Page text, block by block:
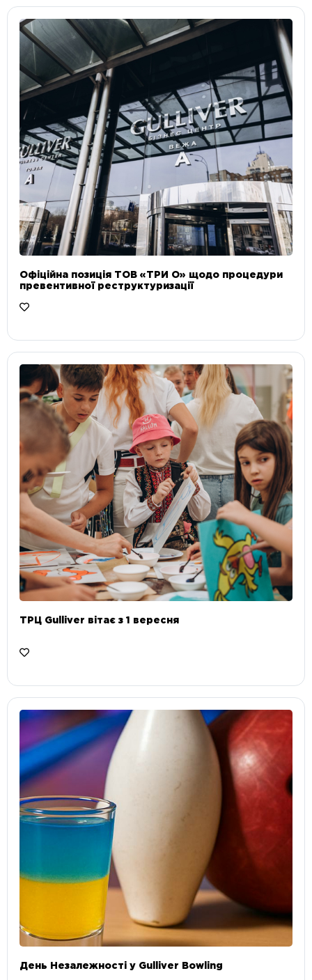
Офіційна позиція ТОВ «ТРИ О» щодо процедури
превентивної реструктуризації
ТРЦ Gulliver вітає з 1 вересня
День Незалежності у Gulliver Bowling